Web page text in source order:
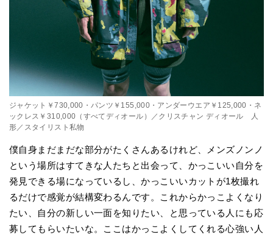
ジャケット￥730,000・パンツ￥155,000・アンダーウエア￥125,000・ネ
ックレス￥310,000（すべてディオール）／クリスチャン ディオール 人
形／スタイリスト私物
僕自身まだまだな部分がたくさんあるけれど、メンズノンノ
という場所はすてきな人たちと出会って、かっこいい自分を
発見できる場になっているし、かっこいいカットが1枚撮れ
るだけで感覚が結構変わるんです。これからかっこよくなり
たい、自分の新しい一面を知りたい、と思っている人にも応
募してもらいたいな。ここはかっこよくしてくれる心強い人